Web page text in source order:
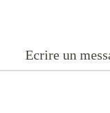
Ecrire un